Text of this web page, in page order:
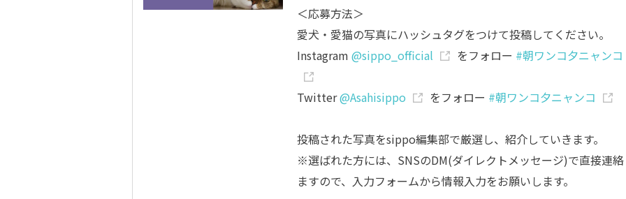
＜応募方法＞
愛犬・愛猫の写真にハッシュタグをつけて投稿してください。
Instagram @sippo_official をフォロー #朝ワンコ夕ニャンコ
Twitter@Asahisippo をフォロー #朝ワンコ夕ニャンコ
投稿された写真をsippo編集部で厳選し、紹介していきます。
※選ばれた方には、SNSのDM(ダイレクトメッセージ)で直接連
ますので、入力フォームから情報入力をお願いします。